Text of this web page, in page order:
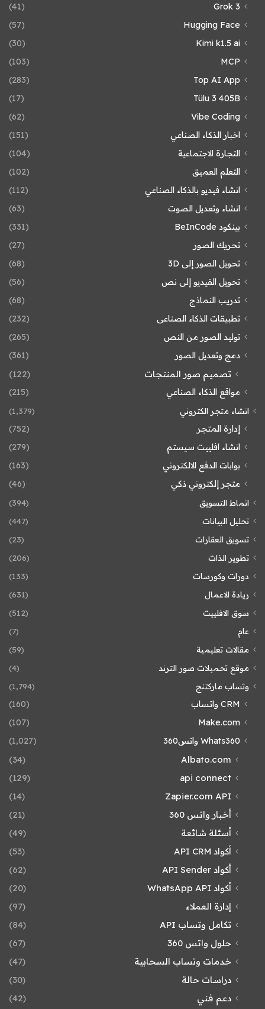
Grok 3
(41)
Hugging Face
(57)
Kimi k1.5 ai
(30)
MCP
(103)
Top AI App
(283)
Tülu 3 405B
(17)
Vibe Coding
(62)
اخبار الذكاء الصناعي
(151)
التجارة الاجتماعية
(104)
التعلم العميق
(102)
انشاء فيديو بالذكاء الصناعي
(112)
انشاء وتعديل الصوت
(63)
بينكود BeInCode
(331)
تحريك الصور
(27)
تحويل الصور إلى 3D
(68)
تحويل الفيديو إلى نص
(56)
تدريب النماذج
(68)
تطبيقات الذكاء الصناعى
(232)
توليد الصور من النص
(265)
دمج وتعديل الصور
(361)
تصميم صور المنتجات (122)
مواقع الذكاء الصناعي (215)
انشاء متجر الكتروني (1٬379)
إدارة المتجر
(752)
انشاء افلييت سيستم
(279)
بوابات الدفع الالكتروني
(163)
متجر إلكتروني ذكي
(46)
انماط التسويق
(394)
تحليل البيانات
(447)
تسويق العقارات
(23)
تطوير الذات
(206)
دورات وكورسات
(133)
ريادة الاعمال
(631)
سوق الافلييت
(512)
عام
(7)
مقالات تعليمية
(59)
موقع تحميلات صور الترند
(4)
وتساب ماركتنج
(1٬794)
CRM واتساب
(160)
Make.com
(107)
Whats360 واتس360
(1٬027)
Albato.com
(34)
api connect
(129)
Zapier.com API
(14)
أخبار واتس 360
(21)
أسئلة شائعة
(49)
أكواد API CRM
(53)
أكواد API Sender
(62)
أكواد WhatsApp API
(20)
إدارة العملاء
(97)
تكامل وتساب API
(84)
حلول واتس 360
(67)
خدمات وتساب السحابية
(47)
دراسات حالة
(30)
دعم فني
(42)